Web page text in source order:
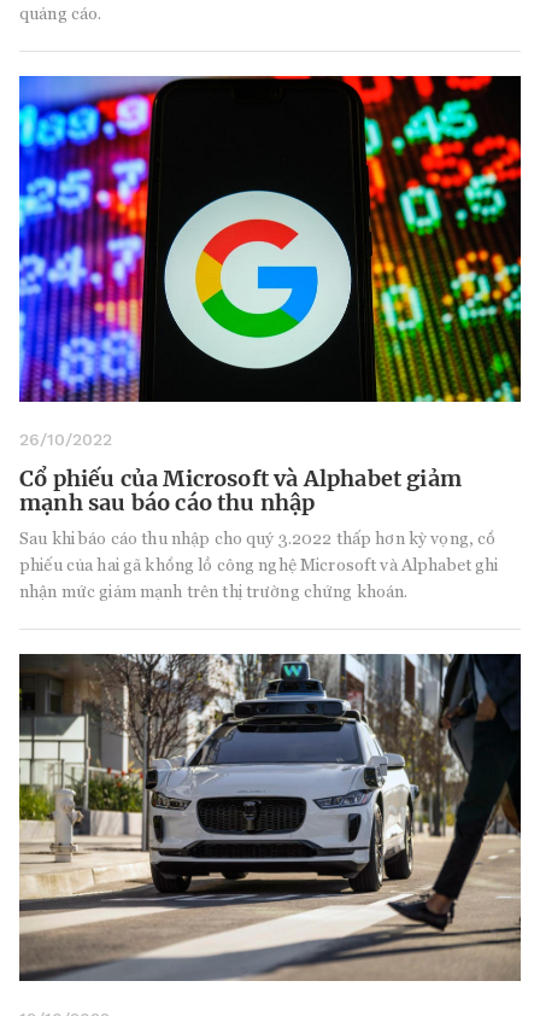
quảng cáo.
26/10/2022
Cổ phiếu của Microsoft và Alphabet giảm
mạnh sau báo cáo thu nhập
Sau khi báo cáo thu nhập cho quý 3.2022 thấp hơn kỳ vọng, cổ
phiếu của hai gã khổng lồ công nghệ Microsoft và Alphabet ghi
nhận mức giảm mạnh trên thị trường chứng khoán.